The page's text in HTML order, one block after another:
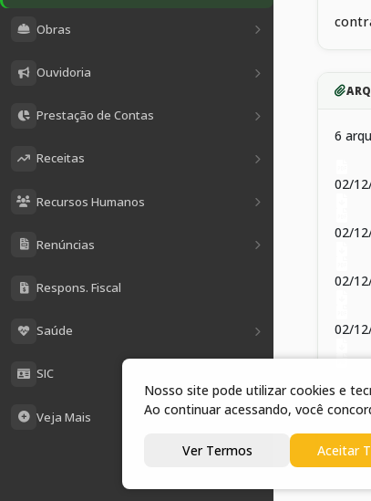
Obras
Ouvidoria
Prestação de Contas
Receitas
Recursos Humanos
Renúncias
Respons. Fiscal
Saúde
SIC
Veja Mais
6
02/
02/
02/
02/
Nosso site pode utilizar cookies e
Ao continuar acessando, você
Ver Termos Aceitar